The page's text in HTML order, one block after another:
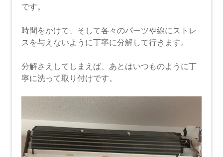
です。
時間をかけて、そして各々のパーツや線にストレ
スを与えないように丁寧に分解して行きます。
分解さえしてしまえば、あとはいつものように丁
寧に洗って取り付けです。